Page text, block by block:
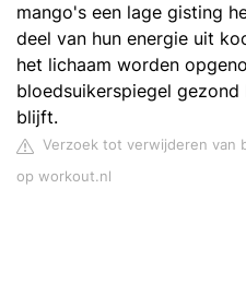
mango's een lage gisting
deel van hun energie uit
het lichaam worden
bloedsuikerspiegel
blijft.
Verzoek tot verwijderen van
op workout.nl